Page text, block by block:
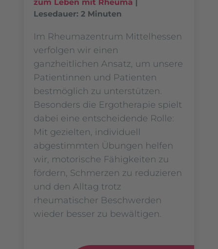
zum Leben mit Rheuma
Lesedauer: 2 Minuten
Im Rheumazentrum Mittelhessen
verfolgen wir einen
ganzheitlichen Ansatz, um unsere
Patientinnen und Patienten
bestmöglich zu unterstützen.
Besonders die Ergotherapie spielt
dabei eine entscheidende Rolle:
Mit gezielten, individuell
abgestimmten Übungen helfen
wir, motorische Fähigkeiten zu
fördern, Schmerzen zu reduzieren
und den Alltag trotz
rheumatischer Beschwerden
wieder besser zu bewältigen.